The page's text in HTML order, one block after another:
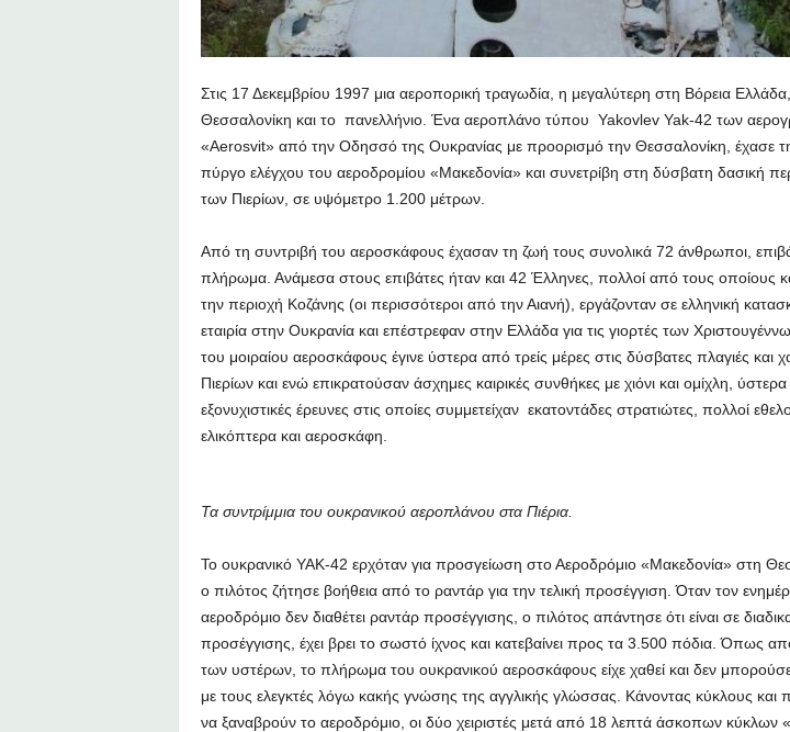
Στις 17 Δεκεμβρίου 1997 μια αεροπορική τραγωδία, η μεγαλύτερη στη Βόρεια
Θεσσαλονίκη και το πανελλήνιο. Ένα αεροπλάνο τύπου Yakovlev Yak-42 των
«Aerosvit» από την Οδησσό της Ουκρανίας με προορισμό την Θεσσαλονίκη, έχασε
πύργο ελέγχου του αεροδρομίου «Μακεδονία» και συνετρίβη στη δύσβατη δασική
των Πιερίων, σε υψόμετρο 1.200 μέτρων.
Από τη συντριβή του αεροσκάφους έχασαν τη ζωή τους συνολικά 72 άνθρωποι,
πλήρωμα. Ανάμεσα στους επιβάτες ήταν και 42 Έλληνες, πολλοί από τους οποίους
την περιοχή Κοζάνης (οι περισσότεροι από την Αιανή), εργάζονταν σε ελληνική
εταιρία στην Ουκρανία και επέστρεφαν στην Ελλάδα για τις γιορτές των
του μοιραίου αεροσκάφους έγινε ύστερα από τρείς μέρες στις δύσβατες πλαγιές και
Πιερίων και ενώ επικρατούσαν άσχημες καιρικές συνθήκες με χιόνι και ομίχλη,
εξονυχιστικές έρευνες στις οποίες συμμετείχαν εκατοντάδες στρατιώτες, πολλοί
ελικόπτερα και αεροσκάφη.
Τα συντρίμμια του ουκρανικού αεροπλάνου στα Πιέρια.
Το ουκρανικό ΥΑΚ-42 ερχόταν για προσγείωση στο Αεροδρόμιο «Μακεδονία» στη
ο πιλότος ζήτησε βοήθεια από το ραντάρ για την τελική προσέγγιση. Όταν τον
αεροδρόμιο δεν διαθέτει ραντάρ προσέγγισης, ο πιλότος απάντησε ότι είναι σε
προσέγγισης, έχει βρει το σωστό ίχνος και κατεβαίνει προς τα 3.500 πόδια. Όπως
των υστέρων, το πλήρωμα του ουκρανικού αεροσκάφους είχε χαθεί και δεν
με τους ελεγκτές λόγω κακής γνώσης της αγγλικής γλώσσας. Κάνοντας κύκλους
να ξαναβρούν το αεροδρόμιο, οι δύο χειριστές μετά από 18 λεπτά άσκοπων κύκλων